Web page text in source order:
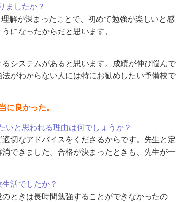
ましたか？
解が深まったことで、初めて勉強が楽しいと感
になったからだと思います。
システムがあると思います。成績が伸び悩んで
がわからない人には特にお勧めしたい予備校で
に良かった。
と思われる理由は何でしょうか？
切なアドバイスをくださるからです。先生と定
できました。合格が決まったときも、先生が一
活でしたか？
ときは長時間勉強することができなかったの